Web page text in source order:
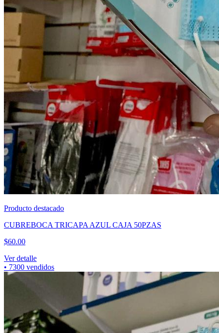
Producto destacado
CUBREBOCA TRICAPA AZUL CAJA 50PZAS
$60.00
Ver detalle
• 7300 vendidos